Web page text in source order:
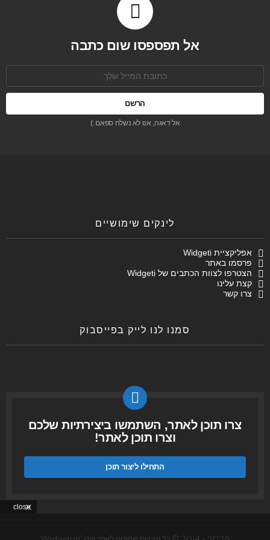
אל תפספסו שום כתבה
אל דאגה, אנו לא נשלח ספאם :)
לינקים שימושיים
אפליקציית Widgeti
פרסמו באתר
הצטרפו לצוות הכתבים של Widgeti
קצת עלינו
צרו קשר
סמנו לנו לייק בפייסבוק
צרו תוכן לאתר, השתמשו ביצירתיות שלכם
וצרו תוכן לאתר!
התחילו ליצור תוכן
close